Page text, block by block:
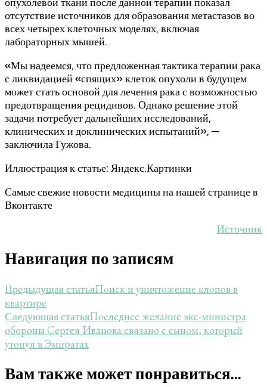
отсутствие источников для образования метастазов во
всех четырех клеточных моделях, включая
лабораторных мышей.
«Мы надеемся, что предложенная тактика терапии рака
с ликвидацией «спящих» клеток опухоли в будущем
может стать основой для лечения рака с возможностью
предотвращения рецидивов. Однако решение этой
задачи потребует дальнейших исследований,
клинических и доклинических испытаний», —
заключила Гужова.
Иллюстрация к статье: Яндекс.Картинки
Самые свежие новости медицины на нашей странице в
Вконтакте
Источник
Навигация по записям
Предыдущая статьяПоиск и уничтожение клопов в
квартире
Следующая статьяПоследнее желание экс-министра
обороны Сергея Иванова связано с сыном, который
утонул в Эмиратах
Вам также может понравиться...